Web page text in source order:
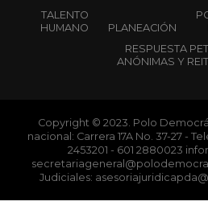
TALENTO
HUMANO
PLANEACIÓN
RESPUESTA
ANÓNIMAS Y
Copyright © 2023. Polo
nacional: Carrera 17A No. 37-27 -
2453201 - 601 2880023
Judiciales: